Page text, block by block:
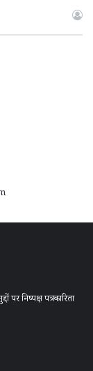
निष्पक्ष पत्रकारिता